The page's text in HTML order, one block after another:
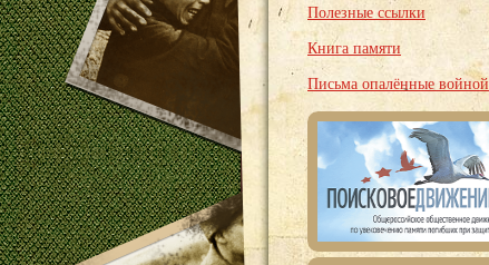
Полезные ссылки
Книга памяти
Письма опалённые войной